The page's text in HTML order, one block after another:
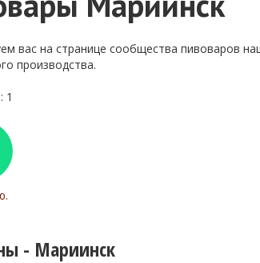
ваc на странице сообщества пивоваров
производства.
1
- Мариинск